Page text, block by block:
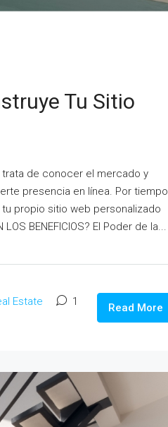
Tu Sitio
trata de conocer el mercado y
presencia en línea. Por tiempo
propio sitio web personalizado
BENEFICIOS? El Poder de la...
Estate 1 Read More